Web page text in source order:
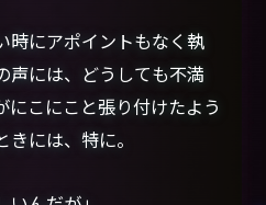
にアポイントもなく執
声には、どうしても不満
にこにこと張り付けたよう
には、特に。